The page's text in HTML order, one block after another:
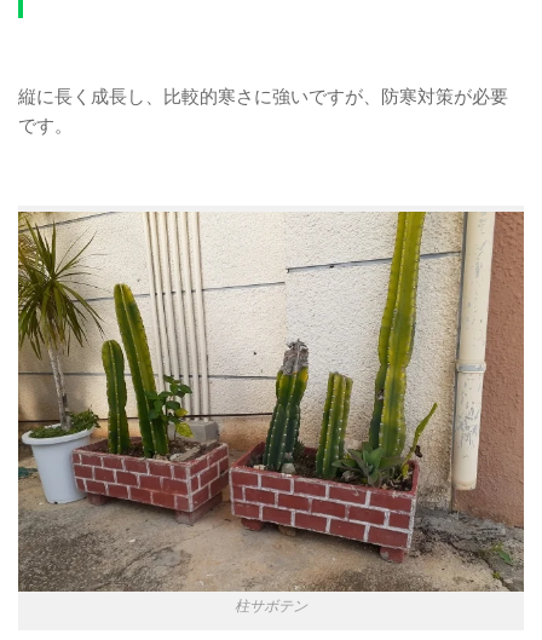
縦に長く成長し、比較的寒さに強いですが、防寒対策が必要
です。
柱サボテン